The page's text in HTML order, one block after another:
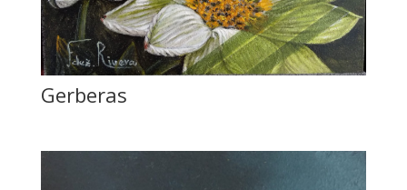
Gerberas